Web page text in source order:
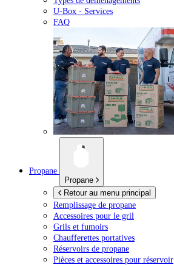
U-Box - Services
FAQ
Propane
Propane
Retour au menu principal
Remplissage de propane
Accessoires pour le gril
Grils et fumoirs
Chaufferettes portatives
Réservoirs de propane
Pièces et accessoires pour réservoir